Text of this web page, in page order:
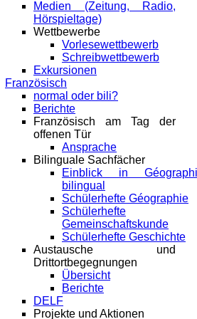
Medien (Zeitung, Radio,
Hörspieltage)
Wettbewerbe
Vorlesewettbewerb
Schreibwettbewerb
Exkursionen
Französisch
normal oder bili?
Berichte
Französisch am Tag der
offenen Tür
Ansprache
Bilinguale Sachfächer
Einblick in
bilingual
Schülerhefte Géographie
Schülerhefte
Gemeinschaftskunde
Schülerhefte Geschichte
Austausche und
Drittortbegegnungen
Übersicht
Berichte
DELF
Projekte und Aktionen